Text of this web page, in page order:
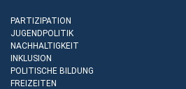
PARTIZIPATION
JUGENDPOLITIK
NACHHALTIGKEIT
INKLUSION
POLITISCHE BILDUNG
FREIZEITEN